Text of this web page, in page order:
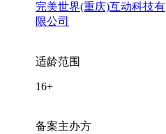
完美世界(重庆)互动科技有
限公司
适龄范围
16+
备案主办方